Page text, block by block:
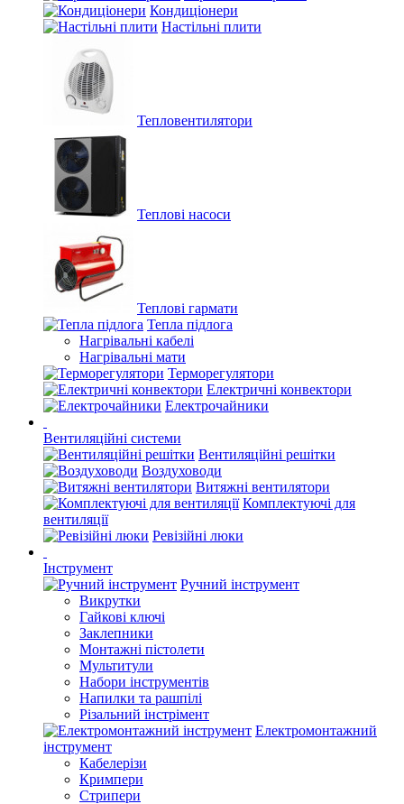
Кондиціонери
Настільні плити
Тепловентилятори
Теплові насоси
Теплові гармати
Тепла підлога
Нагрівальні кабелі
Нагрівальні мати
Терморегулятори
Електричні конвектори
Електрочайники
Вентиляційні системи
Вентиляційні решітки
Воздуховоди
Витяжні вентилятори
Комплектуючі для
вентиляції
Ревізійні люки
Інструмент
Ручний інструмент
Викрутки
Гайкові ключі
Заклепники
Монтажні пістолети
Мультитули
Набори інструментів
Напилки та рашпілі
Різальний інстрімент
Електромонтажний
інструмент
Кабелерізи
Кримпери
Стрипери